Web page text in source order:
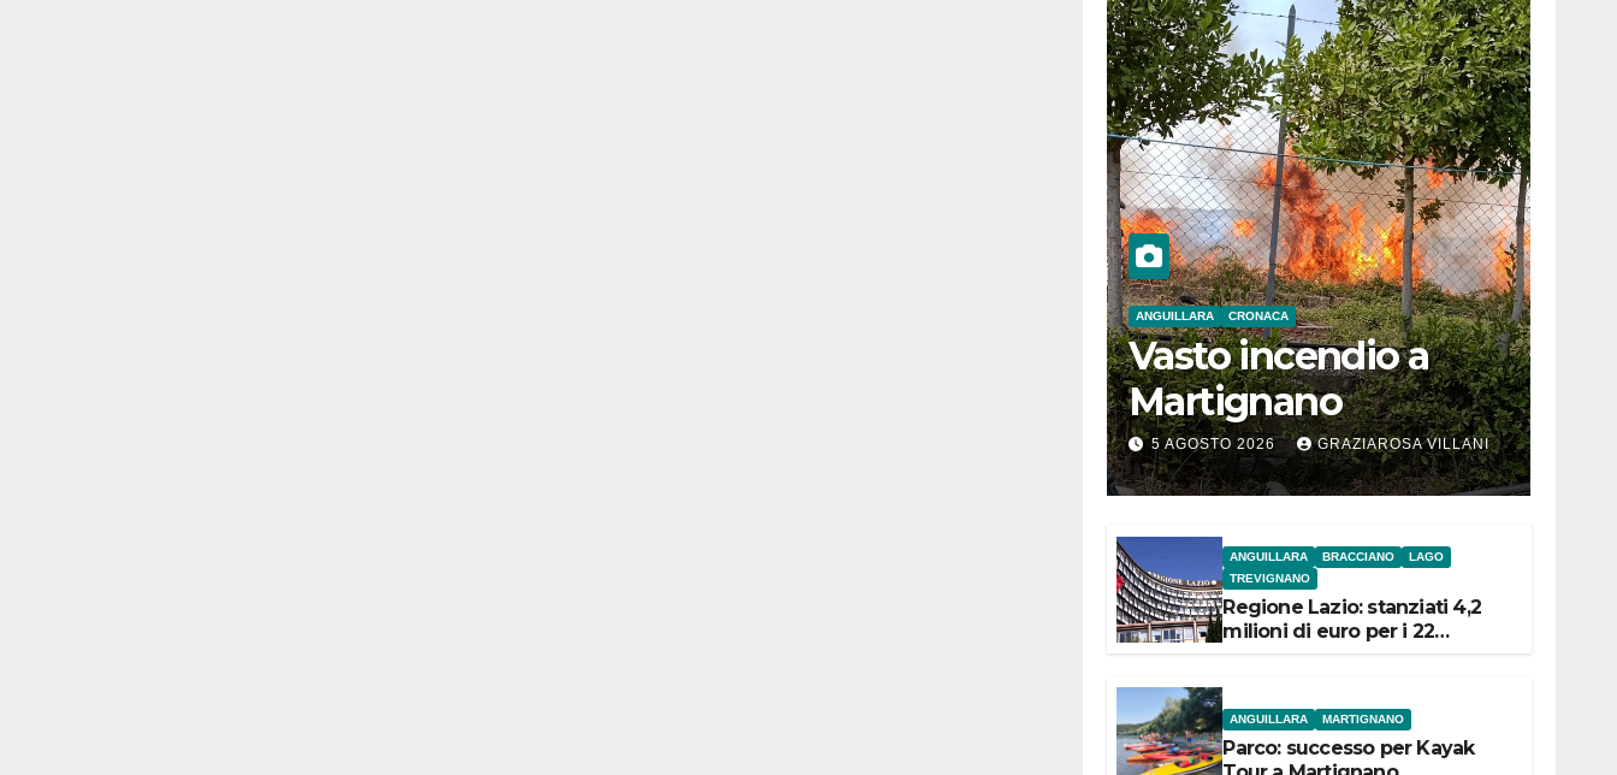
ANGUILLARA CRONACA
Vasto incendio a
Martignano
5 AGOSTO 2026 GRAZIAROSA VILLANI
ANGUILLARA BRACCIANO
LAGO
TREVIGNANO
Regione Lazio: stanziati 4,2
milioni di euro per i 22
ANGUILLARA MARTIGNANO
Parco: successo per Kayak